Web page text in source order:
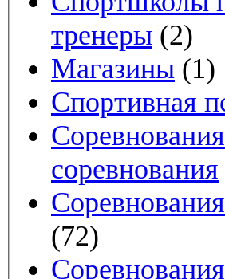
тренеры (2)
Магазины (1)
Спортивная
соревнования
(72)